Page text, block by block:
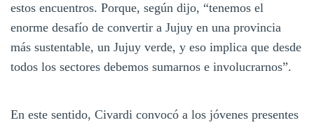
estos encuentros. Porque, según dijo, “tenemos el
enorme desafío de convertir a Jujuy en una provincia
más sustentable, un Jujuy verde, y eso implica que desde
todos los sectores debemos sumarnos e involucrarnos”.
En este sentido, Civardi convocó a los jóvenes presentes